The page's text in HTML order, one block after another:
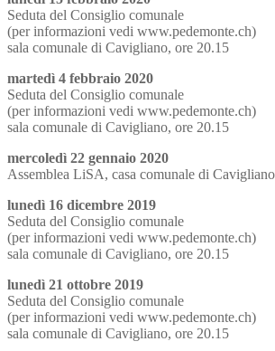
Seduta del Consiglio comunale
(per informazioni vedi www.pedemonte.ch)
sala comunale di Cavigliano, ore 20.15
martedì 4 febbraio 2020
Seduta del Consiglio comunale
(per informazioni vedi www.pedemonte.ch)
sala comunale di Cavigliano, ore 20.15
mercoledì 22 gennaio 2020
Assemblea LiSA, casa comunale di
lunedì 16 dicembre 2019
Seduta del Consiglio comunale
(per informazioni vedi www.pedemonte.ch)
sala comunale di Cavigliano, ore 20.15
lunedì 21 ottobre 2019
Seduta del Consiglio comunale
(per informazioni vedi www.pedemonte.ch)
sala comunale di Cavigliano, ore 20.15